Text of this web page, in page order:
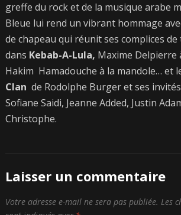
greffe du rock et de la musique arabe
Bleue lui rend un vibrant hommage
de chapeau qui réunit ses complices
dans Kebab-A-Lula, Maxime Delpierre
Hakim Hamadouche à la mandole… et
Clan de Rodolphe Burger et ses
Sofiane Saidi, Jeanne Added, Justin
Christophe.
Laisser un commentaire
Votre adresse e-mail ne sera pas publiée. Les